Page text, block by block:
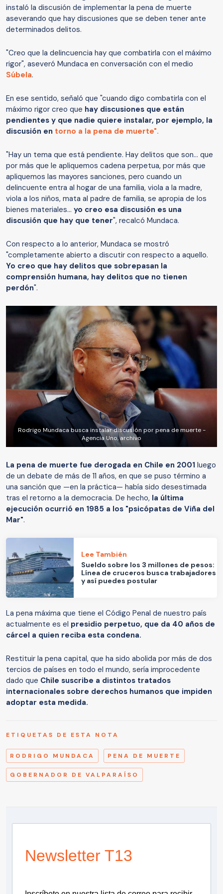
instaló la discusión de implementar la pena de muerte
aseverando que hay discusiones que se deben tener ante
determinados delitos.
"Creo que la delincuencia hay que combatirla con el máximo
rigor", aseveró Mundaca en conversación con el medio
Súbela.
En ese sentido, señaló que "cuando digo combatirla con el
máximo rigor creo que hay discusiones que están
pendientes y que nadie quiere instalar, por ejemplo, la
discusión en torno a la pena de muerte".
"Hay un tema que está pendiente. Hay delitos que son... que
por más que le apliquemos cadena perpetua, por más que
apliquemos las mayores sanciones, pero cuando un
delincuente entra al hogar de una familia, viola a la madre,
viola a los niños, mata al padre de familia, se apropia de los
bienes materiales... yo creo esa discusión es una
discusión que hay que tener", recalcó Mundaca.
Con respecto a lo anterior, Mundaca se mostró
"completamente abierto a discutir con respecto a aquello.
Yo creo que hay delitos que sobrepasan la
comprensión humana, hay delitos que no tienen
perdón".
Rodrigo Mundaca busca instalar discusión por pena de muerte -
Agencia Uno, archivo
La pena de muerte fue derogada en Chile en 2001 luego
de un debate de más de 11 años, en que se puso término a
una sanción que —en la práctica— había sido desestimada
tras el retorno a la democracia. De hecho, la última
ejecución ocurrió en 1985 a los "psicópatas de Viña del
Mar".
Lee También
Sueldo sobre los 3 millones de pesos:
Línea de cruceros busca trabajadores
y así puedes postular
La pena máxima que tiene el Código Penal de nuestro país
actualmente es el presidio perpetuo, que da 40 años de
cárcel a quien reciba esta condena.
Restituir la pena capital, que ha sido abolida por más de dos
tercios de países en todo el mundo, sería improcedente
dado que Chile suscribe a distintos tratados
internacionales sobre derechos humanos que impiden
adoptar esta medida.
ETIQUETAS DE ESTA NOTA
RODRIGO MUNDACA PENA DE MUERTE
GOBERNADOR DE VALPARAÍSO
Newsletter T13